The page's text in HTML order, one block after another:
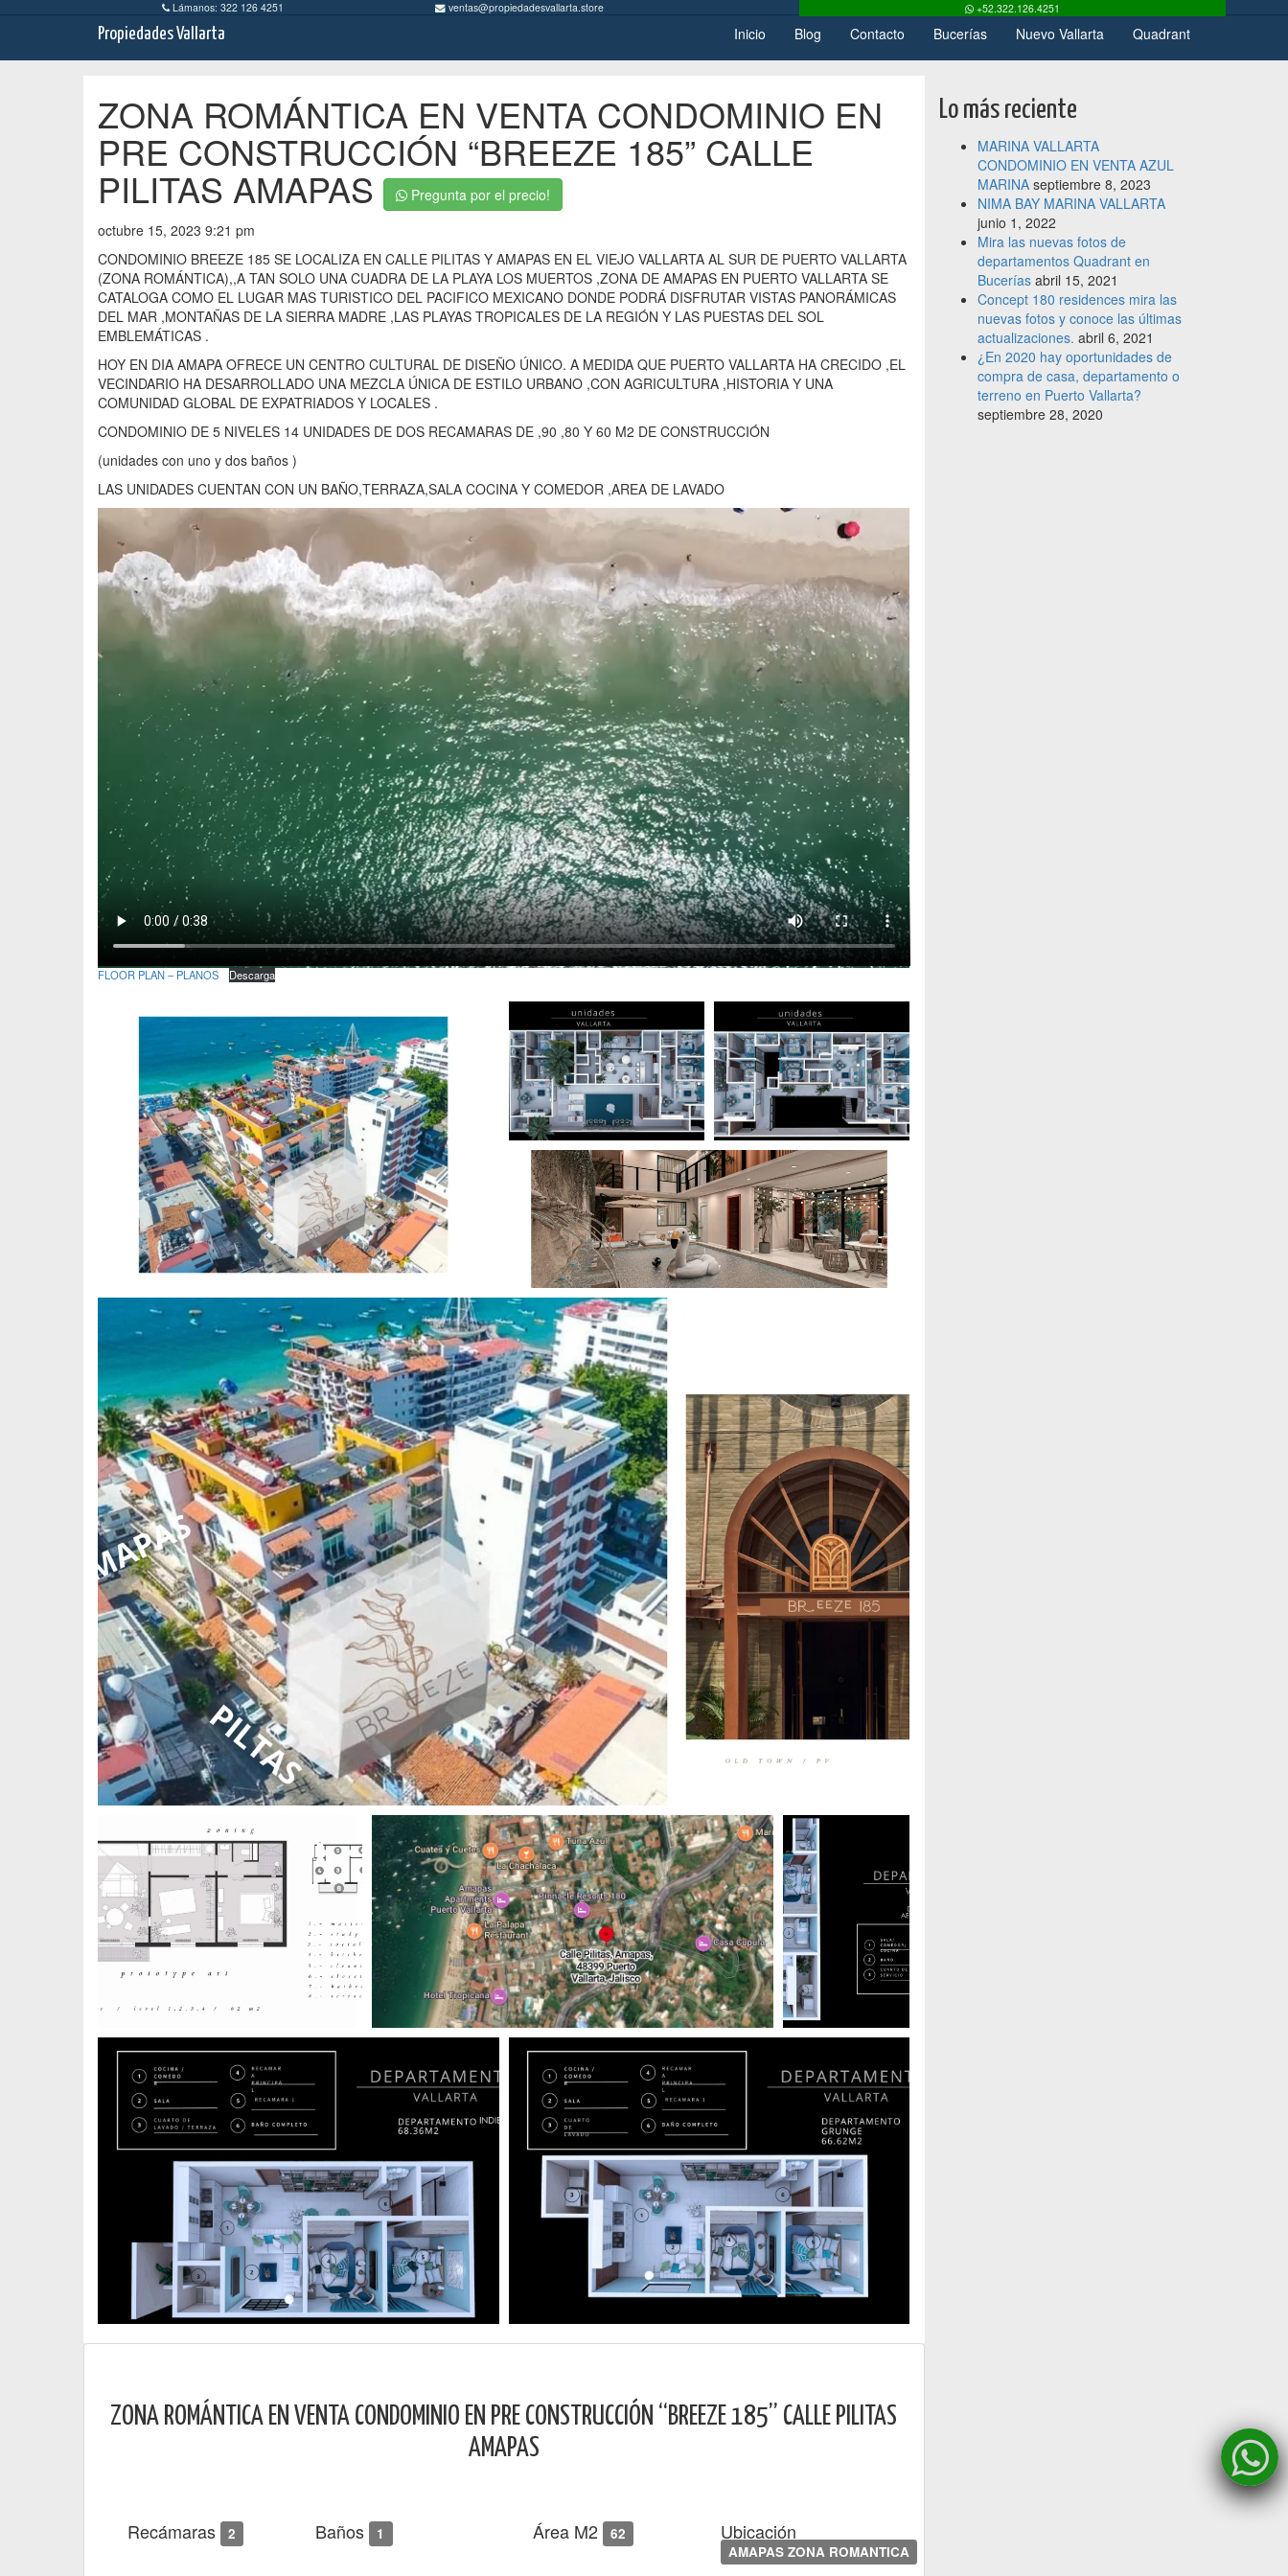
Lámanos: 322 126 4251 ventas@propiedadesvallarta.store +52.322.126.4251
Propiedades Vallarta Inicio Blog Contacto Bucerías Nuevo Vallarta Quadrant
ZONA ROMÁNTICA EN VENTA CONDOMINIO EN
PRE CONSTRUCCIÓN “BREEZE 185” CALLE
PILITAS AMAPAS
Pregunta por el precio!
octubre 15, 2023 9:21 pm
CONDOMINIO BREEZE 185 SE LOCALIZA EN CALLE PILITAS Y AMAPAS EN EL VIEJO VALLARTA AL SUR DE PUERTO VALLARTA
(ZONA ROMÁNTICA),,A TAN SOLO UNA CUADRA DE LA PLAYA LOS MUERTOS ,ZONA DE AMAPAS EN PUERTO VALLARTA SE
CATALOGA COMO EL LUGAR MAS TURISTICO DEL PACIFICO MEXICANO DONDE PODRÁ DISFRUTAR VISTAS PANORÁMICAS
DEL MAR ,MONTAÑAS DE LA SIERRA MADRE ,LAS PLAYAS TROPICALES DE LA REGIÓN Y LAS PUESTAS DEL SOL
EMBLEMÁTICAS .
HOY EN DIA AMAPA OFRECE UN CENTRO CULTURAL DE DISEÑO ÚNICO. A MEDIDA QUE PUERTO VALLARTA HA CRECIDO ,EL
VECINDARIO HA DESARROLLADO UNA MEZCLA ÚNICA DE ESTILO URBANO ,CON AGRICULTURA ,HISTORIA Y UNA
COMUNIDAD GLOBAL DE EXPATRIADOS Y LOCALES .
CONDOMINIO DE 5 NIVELES 14 UNIDADES DE DOS RECAMARAS DE ,90 ,80 Y 60 M2 DE CONSTRUCCIÓN
(unidades con uno y dos baños )
LAS UNIDADES CUENTAN CON UN BAÑO,TERRAZA,SALA COCINA Y COMEDOR ,AREA DE LAVADO
FLOOR PLAN – PLANOS Descarga
ZONA ROMÁNTICA EN VENTA CONDOMINIO EN PRE CONSTRUCCIÓN “BREEZE 185” CALLE PILITAS
AMAPAS
Recámaras 2 Baños 1 Área M2 62 Ubicación
AMAPAS ZONA ROMANTICA
Lo más reciente
MARINA VALLARTA
CONDOMINIO EN VENTA AZUL
MARINA septiembre 8, 2023
NIMA BAY MARINA VALLARTA
junio 1, 2022
Mira las nuevas fotos de
departamentos Quadrant en
Bucerías abril 15, 2021
Concept 180 residences mira las
nuevas fotos y conoce las últimas
actualizaciones. abril 6, 2021
¿En 2020 hay oportunidades de
compra de casa, departamento o
terreno en Puerto Vallarta?
septiembre 28, 2020